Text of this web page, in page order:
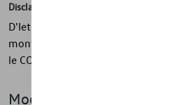
Disclaimer
D'Ieteren Automotive ne peut être
montage sur le véhicule diffère du
le COC
Modèle(s)